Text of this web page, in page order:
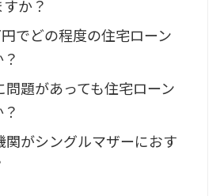
か？
でどの程度の住宅ローン
問題があっても住宅ローン
関がシングルマザーにおす